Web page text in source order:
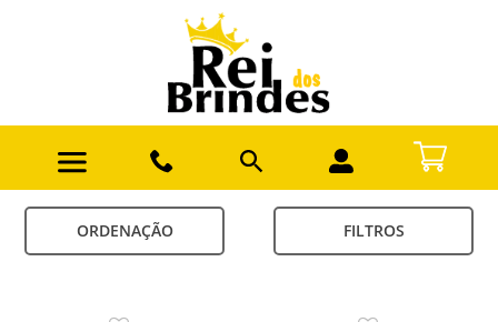
ORDENAÇÃO FILTROS